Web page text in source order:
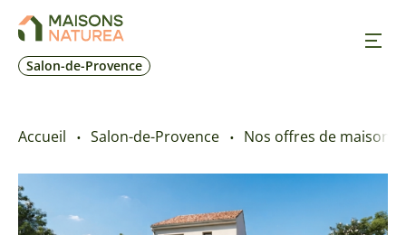
Salon-de-Provence
Nos offres
Accueil Salon-de-Provence Nos offres de maison